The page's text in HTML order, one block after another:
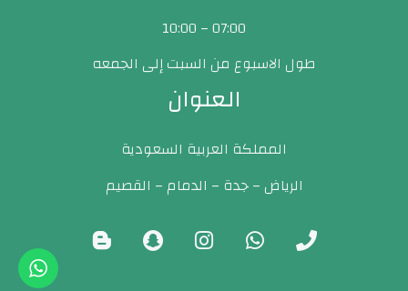
07:00 – 10:00
طول الاسبوع من السبت إلى الجمعه
العنوان
المملكة العربية السعودية
الرياض – جدة – الدمام – القصيم